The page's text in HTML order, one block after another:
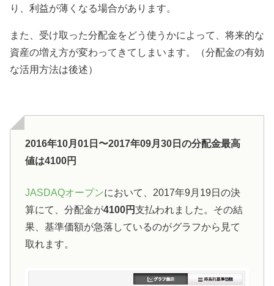
り、利益が薄くなる場合があります。
また、受け取った分配金をどう使うかによって、将来的な
資産の増え方が変わってきてしまいます。（分配金の有効
な活用方法は後述）
2016年10月01日〜2017年09月30日の分配金最高
値は4100円
JASDAQオープンにおいて、2017年9月19日の決
算にて、分配金が4100円支払われました。その結
果、基準価額が急落しているのがグラフから見て
取れます。